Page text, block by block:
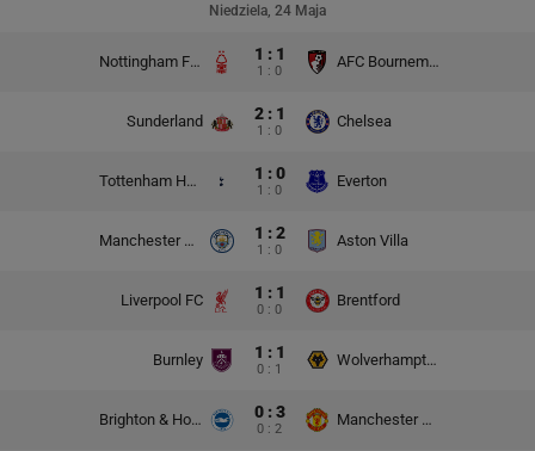
Niedziela, 24 Maja
Nottingham Forest 1 : 1
1 : 0
AFC Bournemouth
Sunderland 2 : 1
1 : 0
Chelsea
Tottenham Hotspur 1 : 0
1 : 0
Everton
Manchester City 1 : 2
1 : 0
Aston Villa
Liverpool FC 1 : 1
0 : 0
Brentford
Burnley 1 : 1
0 : 1
Wolverhampton Wanderers
Brighton & Hove Albion 0 : 3
0 : 2
Manchester United